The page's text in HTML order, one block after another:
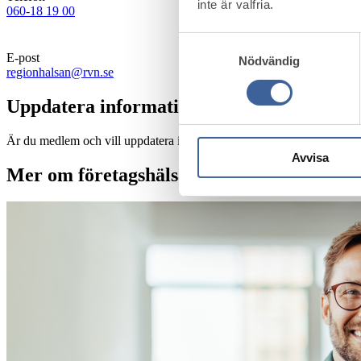
inte är valfria.
Nödvändig
Avvisa
060-18 19 00
E-post
regionhalsan@rvn.se
Uppdatera information
Är du medlem och vill uppdatera informationen?Kontakta oss här.
Mer om företagshälsa